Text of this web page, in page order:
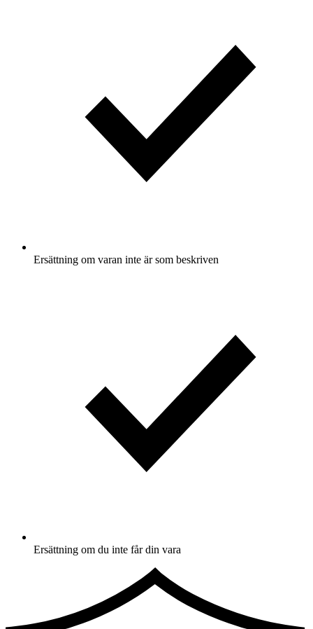
Ersättning om varan inte är som beskriven
Ersättning om du inte får din vara